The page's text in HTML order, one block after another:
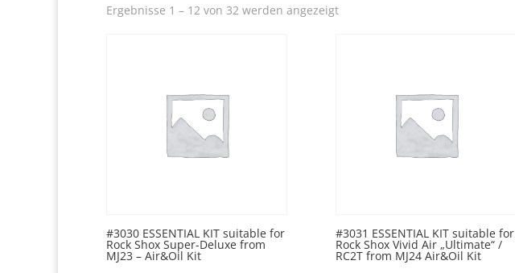
Ergebnisse 1 – 12 von 32 werden angezeigt
#3030 ESSENTIAL KIT suitable for
Rock Shox Super-Deluxe from
MJ23 – Air&Oil Kit
#3031 ESSENTIAL KIT suitable for
Rock Shox Vivid Air „Ultimate“ /
RC2T from MJ24 Air&Oil Kit